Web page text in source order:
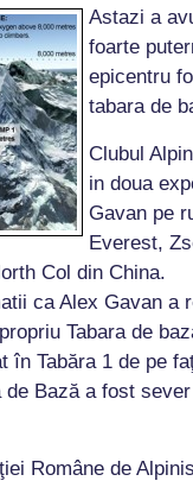
Astazi a
foarte
epicentru
tabara de
Clubul
in doua
Gavan pe
Everest,
Col din China.
ca Alex Gavan a
Tabara de
în Tabăra 1 de pe
Bază a fost
Române de